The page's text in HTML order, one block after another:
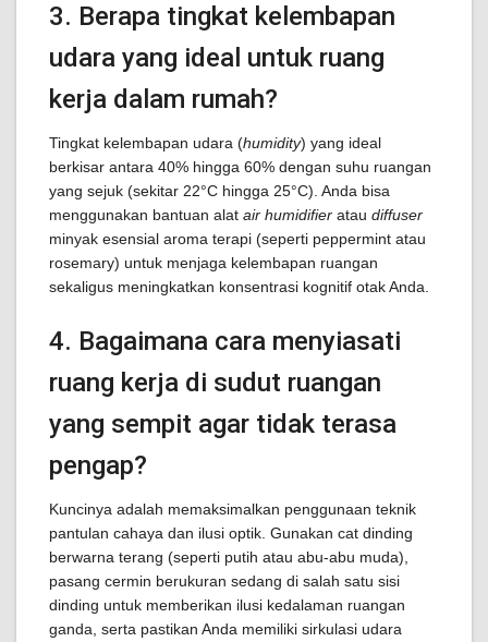
3. Berapa tingkat kelembapan
udara yang ideal untuk ruang
kerja dalam rumah?
Tingkat kelembapan udara (humidity) yang ideal
berkisar antara 40% hingga 60% dengan suhu ruangan
yang sejuk (sekitar 22°C hingga 25°C). Anda bisa
menggunakan bantuan alat air humidifier atau diffuser
minyak esensial aroma terapi (seperti peppermint atau
rosemary) untuk menjaga kelembapan ruangan
sekaligus meningkatkan konsentrasi kognitif otak Anda.
4. Bagaimana cara menyiasati
ruang kerja di sudut ruangan
yang sempit agar tidak terasa
pengap?
Kuncinya adalah memaksimalkan penggunaan teknik
pantulan cahaya dan ilusi optik. Gunakan cat dinding
berwarna terang (seperti putih atau abu-abu muda),
pasang cermin berukuran sedang di salah satu sisi
dinding untuk memberikan ilusi kedalaman ruangan
ganda, serta pastikan Anda memiliki sirkulasi udara